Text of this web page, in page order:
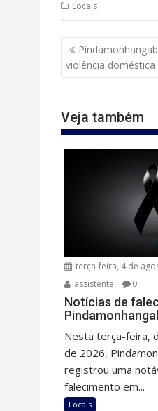
Locais
Navegação
de
Post
violência doméstica
Veja também
terça-feira, 4 de
assistente
0
Notícias de
Nesta terça-feira,
de 2026,
registrou uma
falecimento em...
Locais